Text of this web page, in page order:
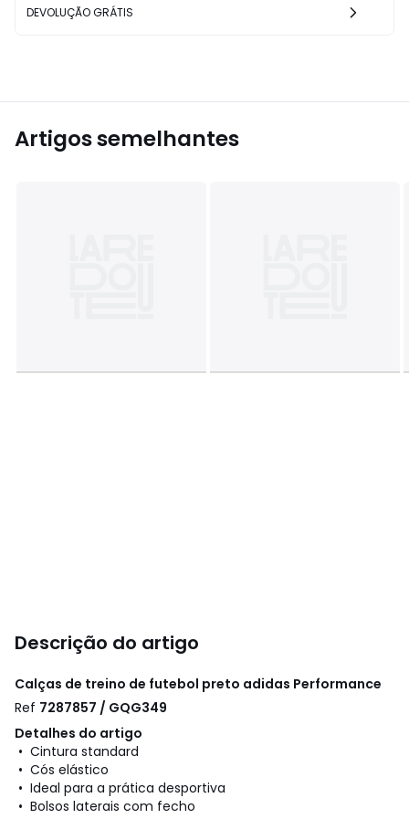
DEVOLUÇÃO GRÁTIS
Artigos semelhantes
Descrição do artigo
Calças de treino de futebol preto adidas Performance
Ref 7287857 / GQG349
Detalhes do artigo
• Cintura standard
• Cós elástico
• Ideal para a prática desportiva
• Bolsos laterais com fecho